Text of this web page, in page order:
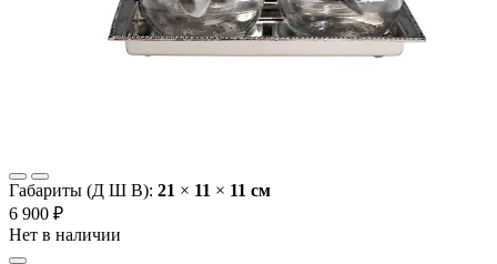
Габариты (Д Ш В): 21 × 11 × 11 cм
6 900 ₽
Нет в наличии